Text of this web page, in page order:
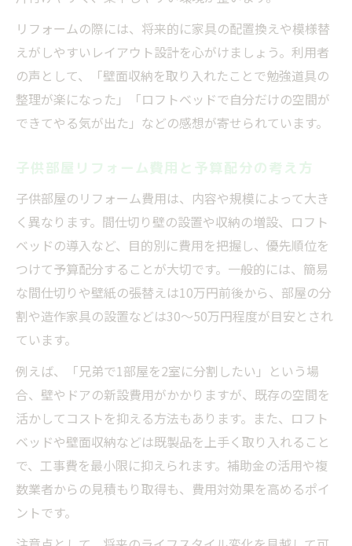
間仕切りで実現するプライバシー重視の子供部
屋改装
間仕切りリフォームで兄弟それぞれの空間
づくり
子供部屋リフォームで仕切り壁を活用する
工夫
防音材追加リフォームで集中できる子供部
プライバシー重視の間仕切りリフォーム費
用比較
可動式間仕切りで柔軟な子供部屋リフォー
ム実現
費用別に見る子供部屋リフォーム実例紹介
解説
400万円以内でできる子供部屋リフォームと
は
子供部屋リフォーム費用の内訳と賢い選択
肢
2人・3人部屋分割リフォーム実例の費用比
ロフト・収納追加リフォーム費用のポイン
リフォームの際には、将来的に家具の配置換えや模様替
えがしやすいレイアウト設計を心がけましょう。利用者
の声として、「壁面収納を取り入れたことで勉強道具の
整理が楽になった」「ロフトベッドで自分だけの空間が
できてやる気が出た」などの感想が寄せられています。
子供部屋リフォーム費用と予算配分の考え方
子供部屋のリフォーム費用は、内容や規模によって大き
く異なります。間仕切り壁の設置や収納の増設、ロフト
ベッドの導入など、目的別に費用を把握し、優先順位を
つけて予算配分することが大切です。一般的には、簡易
な間仕切りや壁紙の張替えは10万円前後から、部屋の分
割や造作家具の設置などは30～50万円程度が目安とされ
ています。
例えば、「兄弟で1部屋を2室に分割したい」という場
合、壁やドアの新設費用がかかりますが、既存の空間を
活かしてコストを抑える方法もあります。また、ロフト
ベッドや壁面収納などは既製品を上手く取り入れること
で、工事費を最小限に抑えられます。補助金の活用や複
数業者からの見積もり取得も、費用対効果を高めるポイ
ントです。